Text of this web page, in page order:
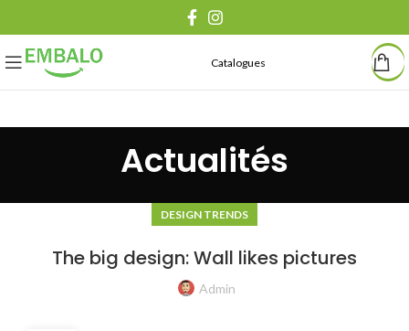
Catalogues
Actualités
DESIGN TRENDS
The big design: Wall likes pictures
Admin